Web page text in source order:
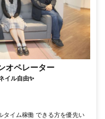
オペレーター
イル自由✨
タイム稼働 できる方を優先い